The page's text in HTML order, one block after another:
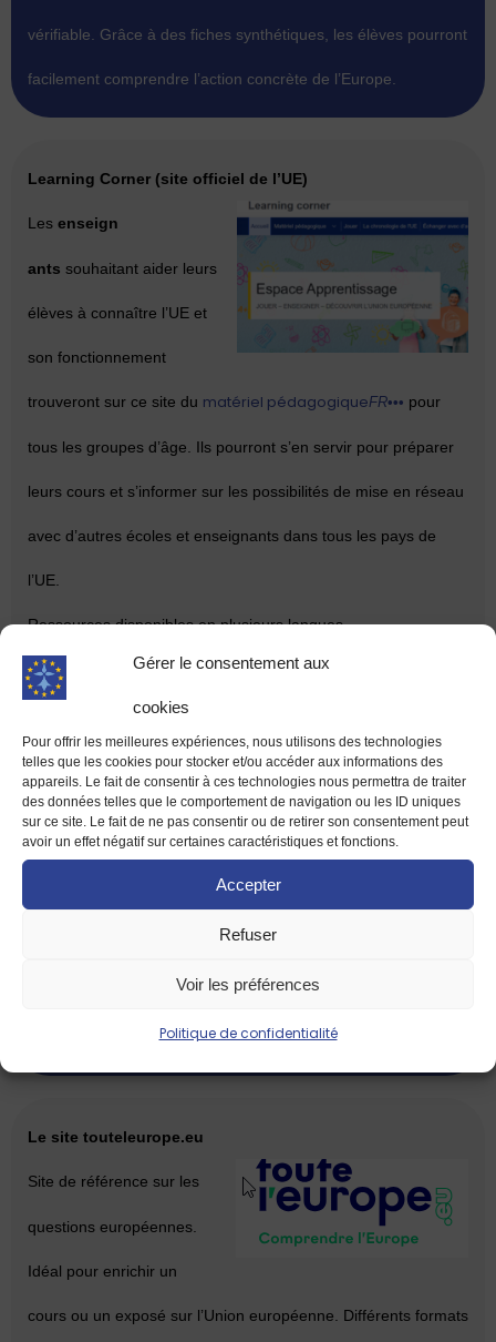
Gérer le consentement aux
cookies
Pour offrir les meilleures expériences, nous utilisons des technologies
telles que les cookies pour stocker et/ou accéder aux informations des
appareils. Le fait de consentir à ces technologies nous permettra de traiter
des données telles que le comportement de navigation ou les ID uniques
sur ce site. Le fait de ne pas consentir ou de retirer son consentement peut
avoir un effet négatif sur certaines caractéristiques et fonctions.
Accepter
Refuser
Voir les préférences
Politique de confidentialité
vérifiable. Grâce à des fiches synthétiques, les élèves pourront
facilement comprendre l’action concrète de l’Europe.
Learning Corner (site officiel de l’UE)
Les enseign
ants souhaitant aider leurs
élèves à connaître l’UE et
son fonctionnement
trouveront sur ce site du matériel pédagogiqueFR••• pour
tous les groupes d’âge. Ils pourront s’en servir pour préparer
leurs cours et s’informer sur les possibilités de mise en réseau
avec d’autres écoles et enseignants dans tous les pays de
l’UE.
Ressources disponibles en plusieurs langues.
Récit illustré qui raconte les aventures
de Yooki la luciole et de ses amis de
la forêt fait partie d’un ensemble de
quel rôle le Conseil et les États membres y jouent.
PDF disponible ici : Yooki et l’Union de la forêt
Le site touteleurope.eu
Site de référence sur les
questions européennes.
Idéal pour enrichir un
cours ou un exposé sur l’Union européenne. Différents formats